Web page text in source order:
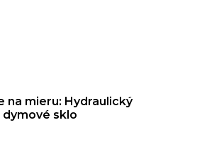
na mieru: Hydraulický
dymové sklo